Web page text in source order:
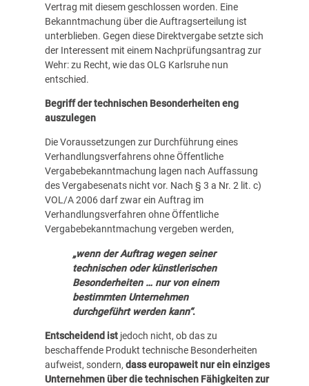
Vertrag mit diesem geschlossen worden. Eine
Bekanntmachung über die Auftragserteilung ist
unterblieben. Gegen diese Direktvergabe setzte sich
der Interessent mit einem Nachprüfungsantrag zur
Wehr: zu Recht, wie das OLG Karlsruhe nun
entschied.
Begriff der technischen Besonderheiten eng
auszulegen
Die Voraussetzungen zur Durchführung eines
Verhandlungsverfahrens ohne Öffentliche
Vergabebekanntmachung lagen nach Auffassung
des Vergabesenats nicht vor. Nach § 3 a Nr. 2 lit. c)
VOL/A 2006 darf zwar ein Auftrag im
Verhandlungsverfahren ohne Öffentliche
Vergabebekanntmachung vergeben werden,
„wenn der Auftrag wegen seiner
technischen oder künstlerischen
Besonderheiten … nur von einem
bestimmten Unternehmen
durchgeführt werden kann“.
Entscheidend istjedoch nicht, ob das zu
beschaffende Produkt technische Besonderheiten
aufweist, sondern, dasseuropaweit nur ein einziges
Unternehmen über die technischen Fähigkeiten zur